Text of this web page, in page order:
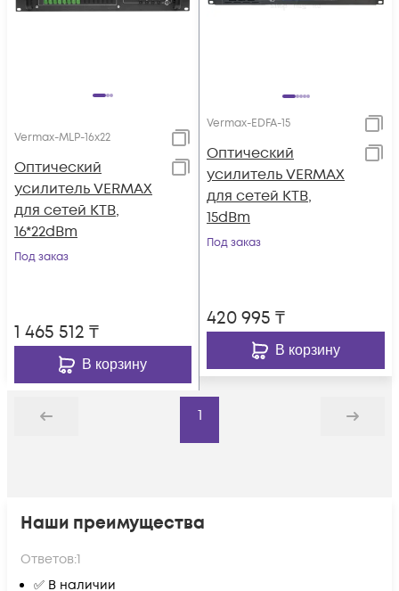
Vermax-MLP-16x22
Оптический
усилитель VERMAX
для сетей КТВ,
16*22dBm
Под заказ
1 465 512 ₸
В корзину
Vermax-EDFA-15
Оптический
усилитель VERMAX
для сетей КТВ,
15dBm
Под заказ
420 995 ₸
В корзину
Назад
1
Дальше
Наши преимущества
Ответов:1
✅ В наличии